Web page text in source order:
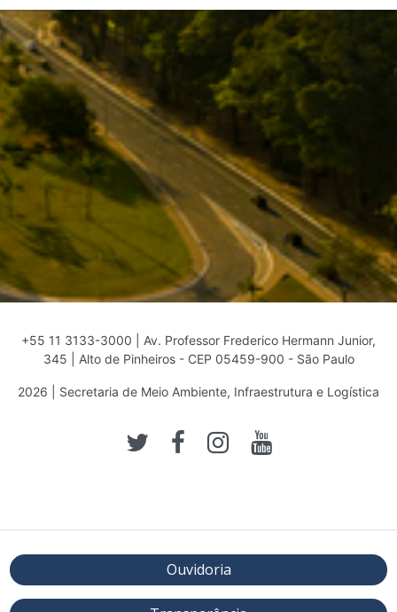
+55 11 3133-3000 | Av. Professor Frederico Hermann Junior,
345 | Alto de Pinheiros - CEP 05459-900 - São Paulo
2026 | Secretaria de Meio Ambiente, Infraestrutura e Logística
Ouvidoria